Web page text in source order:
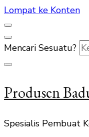
Lompat ke Konten
Mencari Sesuatu?
Produsen
Spesialis Pembuat